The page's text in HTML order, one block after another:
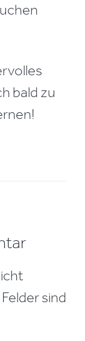
bald zu
sind